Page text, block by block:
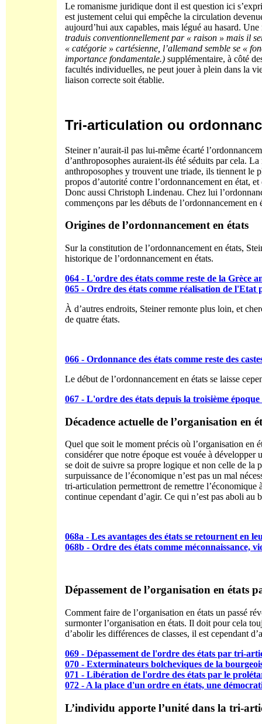
Le romanisme juridique dont il est question ici
est justement celui qui empêche la circulation
aujourd’hui aux capables, mais légué au hasard.
traduis conventionnellement par « raison » mais il
« catégorie » cartésienne, l’allemand semble se «
importance fondamentale.) supplémentaire, à côté
facultés individuelles, ne peut jouer à plein dans la
liaison correcte soit établie.
Tri-articulation ou
Steiner n’aurait-il pas lui-même écarté
d’anthroposophes auraient-ils été séduits par cela.
anthroposophes y trouvent une triade, ils tiennent le
propos d’autorité contre l’ordonnancement en état,
Donc aussi Christoph Lindenau. Chez lui
commençons par les débuts de l’ordonnancement en
Origines de l’ordonnancement en états
Sur la constitution de l’ordonnancement en états,
historique de l’ordonnancement en états.
064 - L'ordre des états comme reste de la Grèce
065 - Ordre des états comme réalisation de l'Etat
À d’autres endroits, Steiner remonte plus loin, et
de quatre états.
066 - Ordonnance des états comme reste des
Le début de l’ordonnancement en états se laisse
067 - L'ordre des états depuis la troisième
Décadence actuelle de l’organisation en
Quel que soit le moment précis où l’organisation en
considérer que notre époque est vouée à
se doit de suivre sa propre logique et non celle de
surpuissance de l’économique n’est pas un mal
tri-articulation permettront de remettre l’économique
continue cependant d’agir. Ce qui n’est pas aboli au
068a - Les avantages des états se retournent en
068b - Ordre des états comme méconnaissance,
Dépassement de l’organisation en états
Comment faire de l’organisation en états un passé
surmonter l’organisation en états. Il doit pour cela
d’abolir les différences de classes, il est cependant
069 - Dépassement de l'ordre des états par tri-
070 - Exterminateurs bolcheviques de la
071 - Libération de l'ordre des états par le
072 - A la place d'un ordre en états, une
L’individu apporte l’unité dans la tri-